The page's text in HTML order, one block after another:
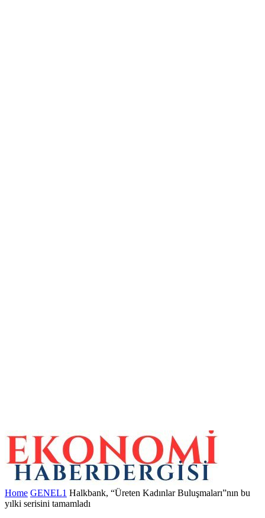
Home GENEL1 Halkbank, “Üreten Kadınlar Buluşmaları”nın bu
yılki serisini tamamladı